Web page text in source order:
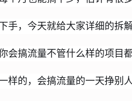
手，今天就给大家详细的拆
会搞流量不管什么样的项目都
样的，会搞流量的一天挣别